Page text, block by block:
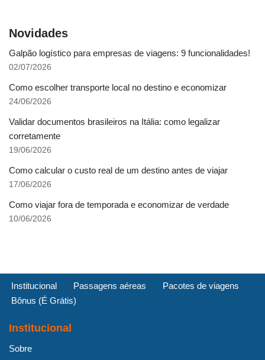
Novidades
Galpão logístico para empresas de viagens: 9 funcionalidades!
02/07/2026
Como escolher transporte local no destino e economizar
24/06/2026
Validar documentos brasileiros na Itália: como legalizar
corretamente
19/06/2026
Como calcular o custo real de um destino antes de viajar
17/06/2026
Como viajar fora de temporada e economizar de verdade
10/06/2026
Institucional Passagens aéreas
Pacotes de viagens
Bônus (É Grátis)
Institucional
Sobre